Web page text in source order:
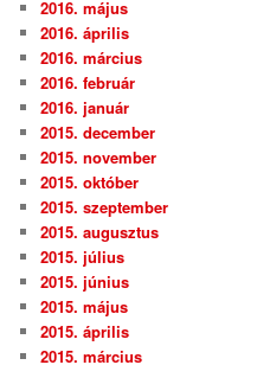
2016. május
2016. április
2016. március
2016. február
2016. január
2015. december
2015. november
2015. október
2015. szeptember
2015. augusztus
2015. július
2015. június
2015. május
2015. április
2015. március